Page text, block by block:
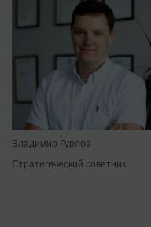
Владимир Гурлов
Стратегический советник